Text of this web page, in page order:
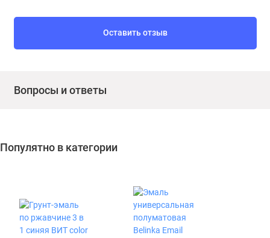
Оставить отзыв
Вопросы и ответы
Популятно в категории